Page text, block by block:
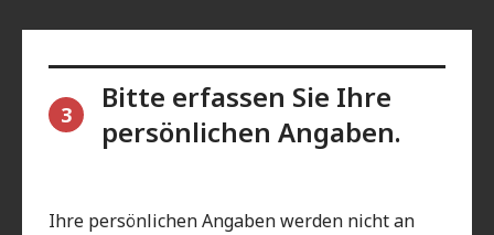
3
Bitte erfassen Sie Ihre
persönlichen Angaben.
Ihre persönlichen Angaben werden nicht an